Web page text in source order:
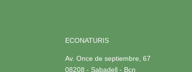
ECONATURIS
Av. Once de septiembre, 67
08208 - Sabadell - Bcn